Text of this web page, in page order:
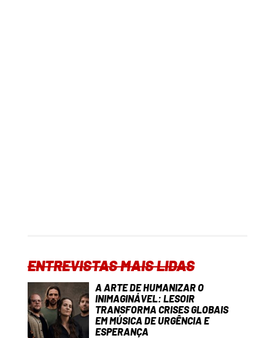
ENTREVISTAS MAIS LIDAS
A ARTE DE HUMANIZAR O
INIMAGINÁVEL: LESOIR
TRANSFORMA CRISES GLOBAIS
EM MÚSICA DE URGÊNCIA E
ESPERANÇA